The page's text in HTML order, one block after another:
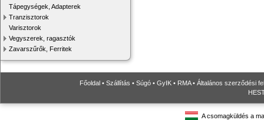
Tápegységek, Adapterek
Tranzisztorok
Varisztorok
Vegyszerek, ragasztók
Zavarszűrők, Ferritek
Főoldal • Szállítás • Súgó • GyIK • RMA• Általános szerződési
A csomagküldés a